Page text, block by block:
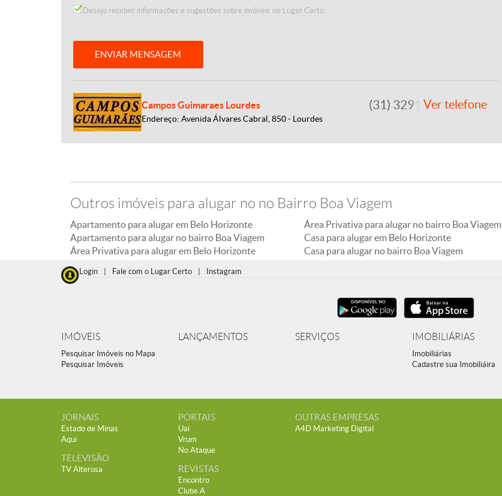
Desejo receber informações e sugestões sobre imóveis no Lugar Certo.
ENVIAR MENSAGEM
Campos Guimaraes Lourdes
Endereço: Avenida Álvares Cabral, 850 - Lourdes
(31) 3291-2200Ver telefone
Outros imóveis para alugar no no Bairro Boa Viagem
Apartamento para alugar em Belo Horizonte
Apartamento para alugar no bairro Boa Viagem
Área Privativa para alugar em Belo Horizonte
Área Privativa para alugar no bairro Boa Viagem
Casa para alugar em Belo Horizonte
Casa para alugar no bairro Boa Viagem
Login Fale com o Lugar Certo Instagram
IMÓVEIS
Pesquisar Imóveis no Mapa
Pesquisar Imóveis
LANÇAMENTOS SERVIÇOS IMOBILIÁRIAS
Imobiliárias
Cadastre sua Imobiliáira
JORNAIS
Estado de Minas
Aqui
TELEVISÃO
TV Alterosa
PORTAIS
Uai
Vrum
No Ataque
REVISTAS
Encontro
Clube A
OUTRAS EMPRESAS
A4D Marketing Digital